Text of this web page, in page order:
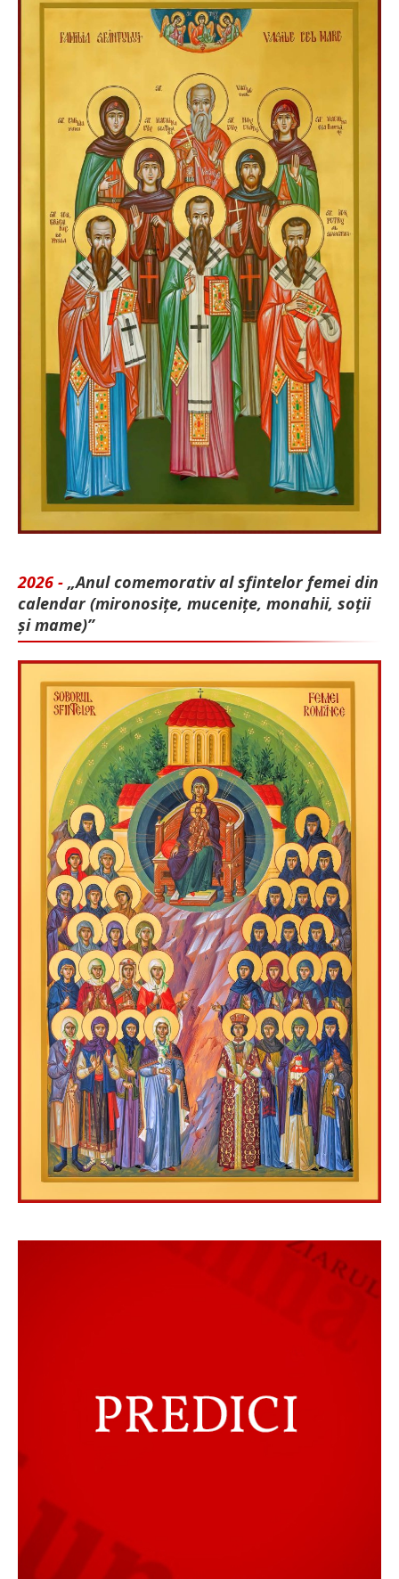
2026 - „Anul comemorativ al sfintelor femei din
calendar (mironosițe, mu­cenițe, monahii, soții
și mame)”